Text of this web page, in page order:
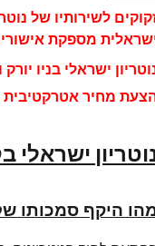
לשירותיו של
מספקת
ישראלי בניו
מחיר אטרקטיבית
ישראלי
היקף סמכותו של